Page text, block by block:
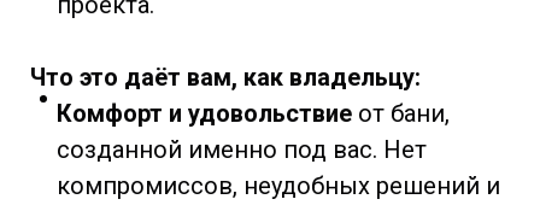
Что это даёт вам, как владельцу:
Комфорт и удовольствие от бани,
созданной именно под вас. Нет
компромиссов, неудобных решений и